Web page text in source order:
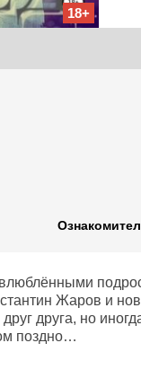
18+
Жаров и
друг друга, но
поздно…